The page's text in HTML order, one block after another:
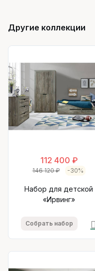
Другие коллекции
112 400 ₽
146 120 ₽ -30%
Набор для детской
«Ирвинг»
Собрать набор